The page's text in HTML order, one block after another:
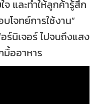
และทำให้ลูกค้ารู้สึก
จทย์การใช้งาน”
นิเจอร์ ไปจนถึงแสง
ออาหาร